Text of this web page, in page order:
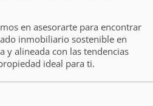
en asesorarte para encontrar
inmobiliario sostenible en
y alineada con las tendencias
ideal para ti.